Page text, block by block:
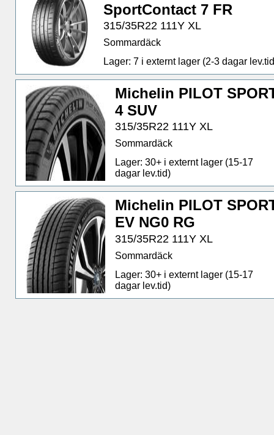
SportContact 7 FR
315/35R22 111Y XL
Sommardäck
Lager: 7 i externt lager (2-3 dagar
Michelin PILOT
4 SUV
315/35R22 111Y XL
Sommardäck
Lager: 30+ i externt lager (15-17
dagar lev.tid)
Michelin PILOT
EV NG0 RG
315/35R22 111Y XL
Sommardäck
Lager: 30+ i externt lager (15-17
dagar lev.tid)